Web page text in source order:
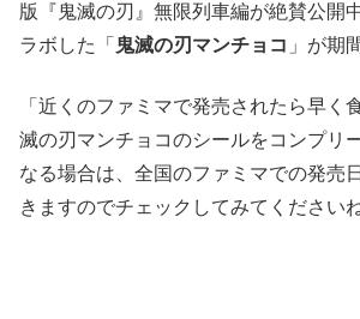
版『鬼滅の刃』無限列車編が絶賛公開
ラボした「 鬼滅の刃マンチョコ 」が期
「近くのファミマで発売されたら早
滅の刃マンチョコのシールをコンプリ
なる場合は、全国のファミマでの発売
きますのでチェックしてみてくださいね